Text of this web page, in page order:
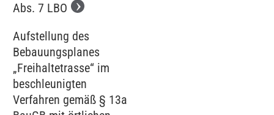
Abs. 7 LBO
Aufstellung des
Bebauungsplanes
„Freihaltetrasse“ im
beschleunigten
Verfahren gemäß § 13a